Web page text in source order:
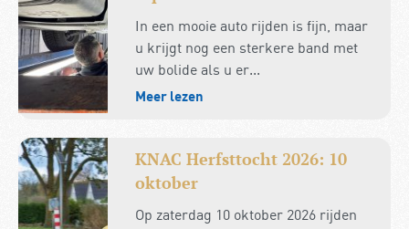
In een mooie auto rijden is fijn, maar
u krijgt nog een sterkere band met
uw bolide als u er...
Meer lezen
KNAC Herfsttocht 2026: 10
oktober
Op zaterdag 10 oktober 2026 rijden